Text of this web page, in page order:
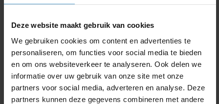
Deze website maakt gebruik van cookies
We gebruiken cookies om content en advertenties te
personaliseren, om functies voor social media te bieden
en om ons websiteverkeer te analyseren. Ook delen we
informatie over uw gebruik van onze site met onze
partners voor social media, adverteren en analyse. Deze
partners kunnen deze gegevens combineren met andere

Was een super duidelijke les
Alles was duidelijk uitgelegd
en kwam goed van pas op
het examen. Heb les
Brit Zegger
wordt goed gegeven
raadt het iedereen aan !
Reinhard Ballast